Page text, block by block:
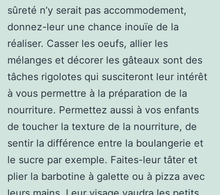
sûreté n’y serait pas accommodement,
donnez-leur une chance inouïe de la
réaliser. Casser les oeufs, allier les
mélanges et décorer les gâteaux sont des
tâches rigolotes qui susciteront leur intérêt
à vous permettre à la préparation de la
nourriture. Permettez aussi à vos enfants
de toucher la texture de la nourriture, de
sentir la différence entre la boulangerie et
le sucre par exemple. Faites-leur tâter et
plier la barbotine à galette ou à pizza avec